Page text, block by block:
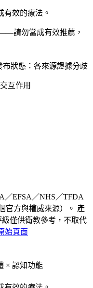
有效的療法。
請勿當成有效推薦，
狀態：各來源證據分歧
互作用
／EFSA／NHS／TFDA
官方與權威來源）。 產
僅供衛教參考，不取代
始頁面
× 認知功能